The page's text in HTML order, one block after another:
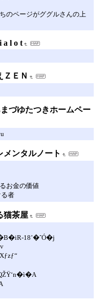
のページがググルさんの上
a l o t
ＺＥＮ
づゆたつきホームペー
メンタルノート
お金の価値
る者
猫茶屋
18’�ˆÓ�j